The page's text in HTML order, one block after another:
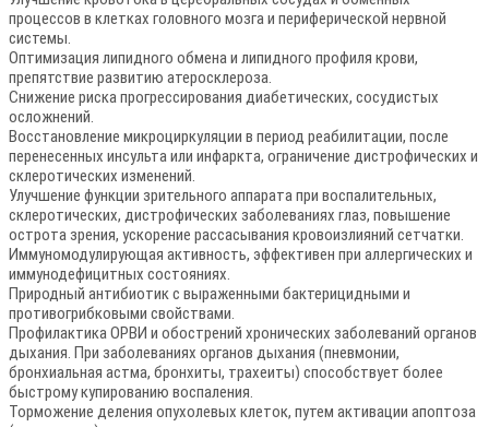
процессов в клетках головного мозга и периферической нервной
системы.
Оптимизация липидного обмена и липидного профиля крови,
препятствие развитию атеросклероза.
Снижение риска прогрессирования диабетических, сосудистых
осложнений.
Восстановление микроциркуляции в период реабилитации, после
перенесенных инсульта или инфаркта, ограничение дистрофических и
склеротических изменений.
Улучшение функции зрительного аппарата при воспалительных,
склеротических, дистрофических заболеваниях глаз, повышение
острота зрения, ускорение рассасывания кровоизлияний сетчатки.
Иммуномодулирующая активность, эффективен при аллергических и
иммунодефицитных состояниях.
Природный антибиотик с выраженными бактерицидными и
противогрибковыми свойствами.
Профилактика ОРВИ и обострений хронических заболеваний органов
дыхания. При заболеваниях органов дыхания (пневмонии,
бронхиальная астма, бронхиты, трахеиты) способствует более
быстрому купированию воспаления.
Торможение деления опухолевых клеток, путем активации апоптоза